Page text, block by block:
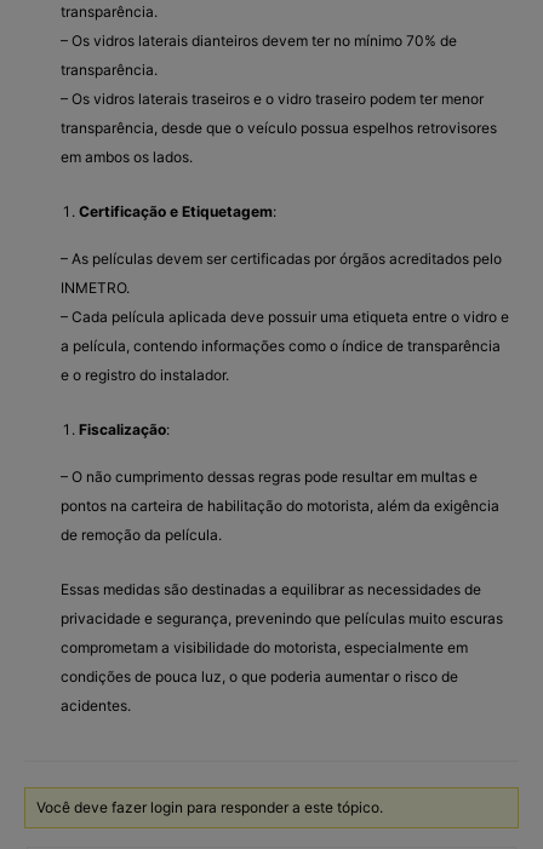
transparência.
– Os vidros laterais dianteiros devem ter no mínimo 70% de
transparência.
– Os vidros laterais traseiros e o vidro traseiro podem ter menor
transparência, desde que o veículo possua espelhos retrovisores
em ambos os lados.
Certificação e Etiquetagem:
– As películas devem ser certificadas por órgãos acreditados pelo
INMETRO.
– Cada película aplicada deve possuir uma etiqueta entre o vidro e
a película, contendo informações como o índice de transparência
e o registro do instalador.
Fiscalização:
– O não cumprimento dessas regras pode resultar em multas e
pontos na carteira de habilitação do motorista, além da exigência
de remoção da película.
Essas medidas são destinadas a equilibrar as necessidades de
privacidade e segurança, prevenindo que películas muito escuras
comprometam a visibilidade do motorista, especialmente em
condições de pouca luz, o que poderia aumentar o risco de
acidentes.
Você deve fazer login para responder a este tópico.